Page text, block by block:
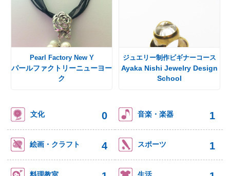
Pearl Factory New Y
パールファクトリーニューヨー
ク
ジュエリー制作ビギナーコース
Ayaka Nishi Jewelry Design
School
文化 0 音楽・楽器 1
絵画・クラフト 4 スポーツ 1